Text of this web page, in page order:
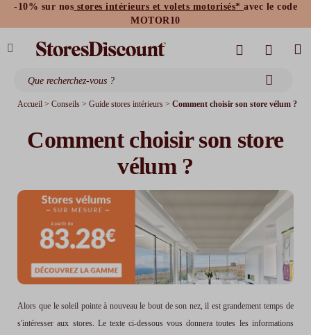
-10% sur nos stores intérieurs et volets motorisés* avec le code
MOTOR10
stores bannes standards
moustiquaires
Accueil >Conseils >Guide stores intérieurs >Comment choisir son store vélum ?
Comment choisir son store
vélum ?
Alors que le soleil pointe à nouveau le bout de son nez, il est grandement temps de
s'intéresser aux stores. Le texte ci-dessous vous donnera toutes les informations